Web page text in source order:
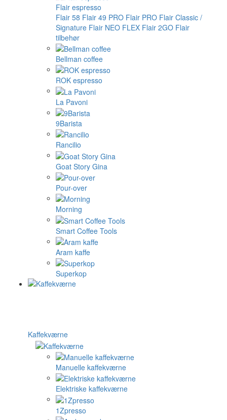
Flair espresso
Flair 58 Flair 49 PRO Flair PRO Flair Classic /
Signature Flair NEO FLEX Flair 2GO Flair
tilbehør
Bellman coffee
ROK espresso
La Pavoni
9Barista
Rancilio
Goat Story Gina
Pour-over
Morning
Smart Coffee Tools
Aram kaffe
Superkop
Kaffekværne
Manuelle kaffekværne
Elektriske kaffekværne
1Zpresso